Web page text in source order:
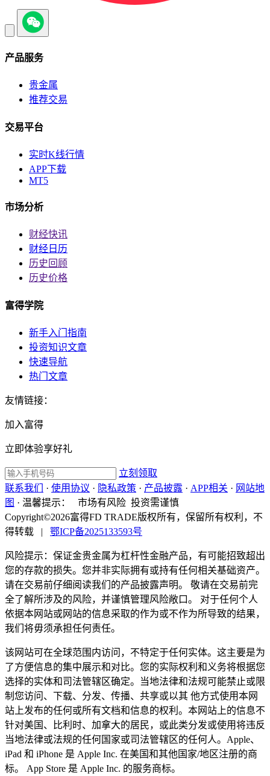
产品服务
贵金属
推荐交易
交易平台
实时K线行情
APP下载
MT5
市场分析
财经快讯
财经日历
历史回顾
历史价格
富得学院
新手入门指南
投资知识文章
快速导航
热门文章
友情链接：
加入富得
立即体验享好礼
立刻领取
联系我们
· 使用协议 · 隐私政策 · 产品披露 · APP相关 · 网站地
图 · 温馨提示：
市场有风险 投资需谨慎
Copyright©2026富得FD TRADE版权所有，保留所有权利，不
得转载
| 鄂ICP备2025133593号
风险提示：保证金贵金属为杠杆性金融产品，有可能招致超出
您的存款的损失。您并非实际拥有或持有任何相关基础资产。
请在交易前仔细阅读我们的产品披露声明。 敬请在交易前完
全了解所涉及的风险，并谨慎管理风险敞口。 对于任何个人
依据本网站或网站的信息采取的作为或不作为所导致的结果，
我们将毋须承担任何责任。
该网站可在全球范围内访问，不特定于任何实体。这主要是为
了方便信息的集中展示和对比。您的实际权利和义务将根据您
选择的实体和司法管辖区确定。当地法律和法规可能禁止或限
制您访问、下载、分发、传播、共享或以其 他方式使用本网
站上发布的任何或所有文档和信息的权利。本网站上的信息不
针对美国、比利时、加拿大的居民，或此类分发或使用将违反
当地法律或法规的任何国家或司法管辖区的任何人。Apple、
iPad 和 iPhone 是 Apple Inc. 在美国和其他国家/地区注册的商
标。 App Store 是 Apple Inc. 的服务商标。